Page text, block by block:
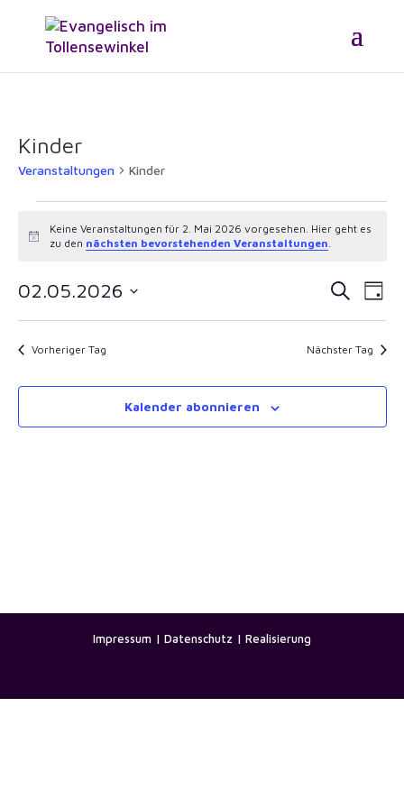
Kinder
Veranstaltungen Kinder
Veranstaltungen
für
Mai
2026
Hinweis
Keine Veranstaltungen für 2. Mai 2026 vorgesehen. Hier geht es
zu den nächsten bevorstehenden Veranstaltungen.
Suche
Suche
Tag
02.05.2026
Datum
wählen.
Vorheriger Tag Nächster Tag
Kalender abonnieren
Impressum | Datenschutz | Realisierung